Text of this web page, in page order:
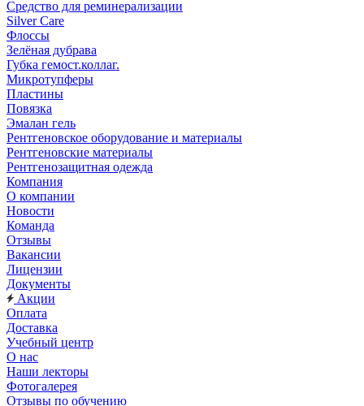
Средство для реминерализации
Silver Care
Флоссы
Зелёная дубрава
Губка гемост.коллаг.
Микротупферы
Пластины
Повязка
Эмалан гель
Рентгеновское оборудование и материалы
Рентгеновские материалы
Рентгенозащитная одежда
Компания
О компании
Новости
Команда
Отзывы
Вакансии
Лицензии
Документы
Акции
Оплата
Доставка
Учебный центр
О нас
Наши лекторы
Фотогалерея
Отзывы по обучению